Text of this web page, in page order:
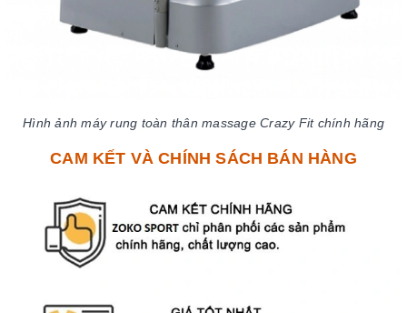
Hình ảnh máy rung toàn thân massage Crazy Fit chính hãng
CAM KẾT VÀ CHÍNH SÁCH BÁN HÀNG